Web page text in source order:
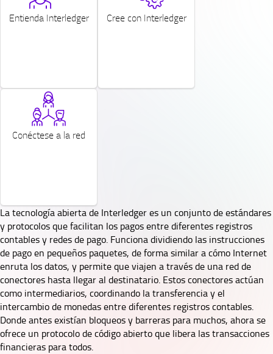
Entienda Interledger Cree con Interledger
SVG
Conéctese a la red
La tecnología abierta de Interledger es un conjunto de estándares
y protocolos que facilitan los pagos entre diferentes registros
contables y redes de pago. Funciona dividiendo las instrucciones
de pago en pequeños paquetes, de forma similar a cómo Internet
enruta los datos, y permite que viajen a través de una red de
conectores hasta llegar al destinatario. Estos conectores actúan
como intermediarios, coordinando la transferencia y el
intercambio de monedas entre diferentes registros contables.
Donde antes existían bloqueos y barreras para muchos, ahora se
ofrece un protocolo de código abierto que libera las transacciones
financieras para todos.